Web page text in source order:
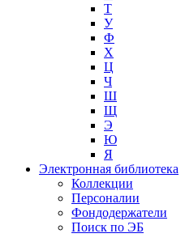
Т
У
Ф
Х
Ц
Ч
Ш
Щ
Э
Ю
Я
Электронная библиотека
Коллекции
Персоналии
Фондодержатели
Поиск по ЭБ